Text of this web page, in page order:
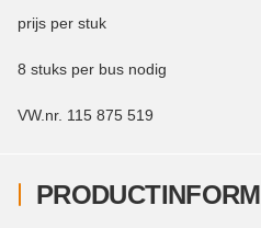
prijs per stuk
8 stuks per bus nodig
VW.nr. 115 875 519